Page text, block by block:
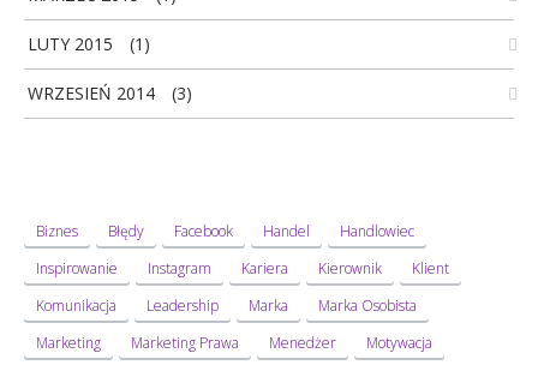
LUTY 2015 (1)
WRZESIEŃ 2014 (3)
Biznes Błędy Facebook Handel
Handlowiec
Inspirowanie
Instagram Kariera Kierownik
Klient
Komunikacja
Leadership Marka
Marka Osobista
Marketing
Marketing Prawa Menedżer
Motywacja